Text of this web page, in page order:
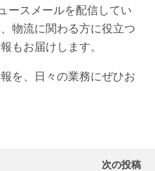
ースメールを配信してい
物流に関わる方に役立つ
もお届けします。
を、日々の業務にぜひお
次の投稿